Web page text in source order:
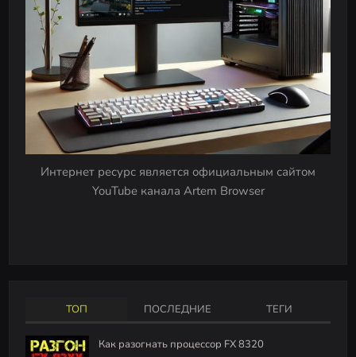
Интернет ресурс является официальным сайтом
YouTube канала Artem Browser
ТОП ПОСЛЕДНИЕ ТЕГИ
Как разогнать процессор FX 8320